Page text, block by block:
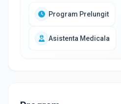
Program Prelungit
Asistenta Medicala